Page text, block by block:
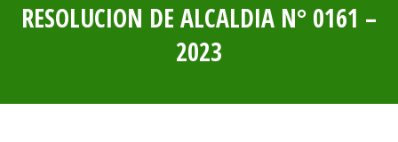
RESOLUCION DE ALCALDIA N° 0161 –
2023